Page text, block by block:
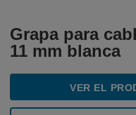
Grapa para
11 mm blanca
VER EL